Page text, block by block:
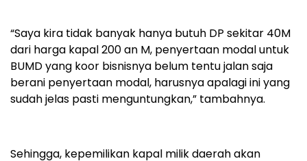
“Saya kira tidak banyak hanya butuh DP sekitar 40M
dari harga kapal 200 an M, penyertaan modal untuk
BUMD yang koor bisnisnya belum tentu jalan saja
berani penyertaan modal, harusnya apalagi ini yang
sudah jelas pasti menguntungkan,” tambahnya.
Sehingga, kepemilikan kapal milik daerah akan